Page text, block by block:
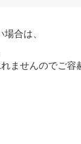
合は、
ませんのでご容